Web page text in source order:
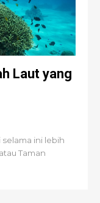
Laut yang
ini lebih
Taman